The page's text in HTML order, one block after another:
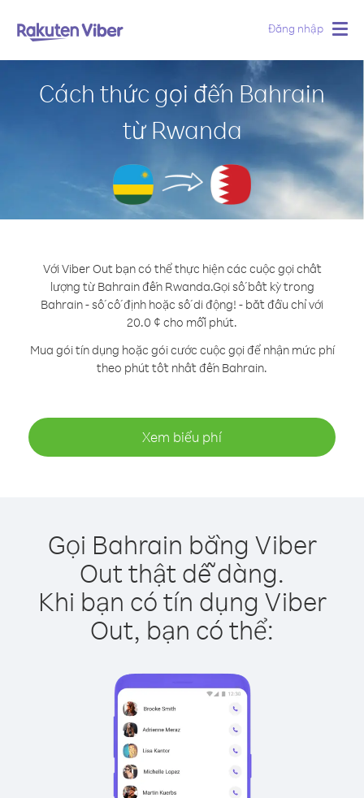
Đăng nhập
Cách thức gọi đến Bahrain
từ Rwanda
Với Viber Out bạn có thể thực hiện các cuộc gọi chất
lượng từ Bahrain đến Rwanda.Gọi số bất kỳ trong
Bahrain - số cố định hoặc số di động! - bắt đầu chỉ với
20.0 ¢ cho mỗi phút.
Mua gói tín dụng hoặc gói cước cuộc gọi để nhận mức phí
theo phút tốt nhất đến Bahrain.
Xem biểu phí
Gọi Bahrain bằng Viber
Out thật dễ dàng.
Khi bạn có tín dụng Viber
Out, bạn có thể: